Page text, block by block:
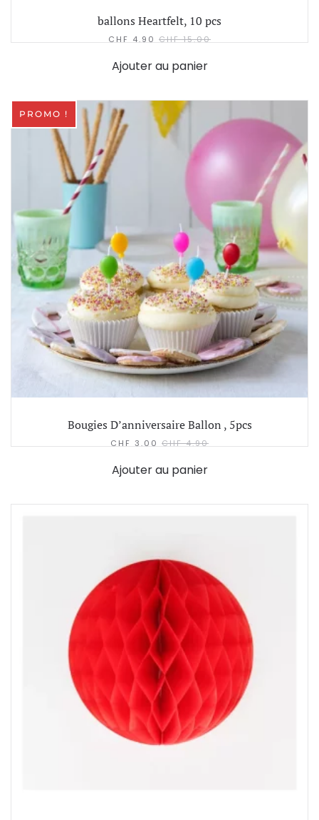
ballons Heartfelt, 10 pcs
CHF 4.90 CHF15.00
Ajouter au panier
PROMO !
Bougies D’anniversaire Ballon , 5pcs
CHF 3.00 CHF4.90
Ajouter au panier